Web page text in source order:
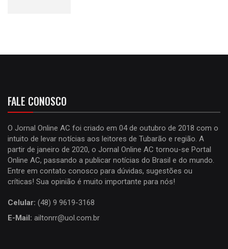
FALE CONOSCO
O Jornal Online AC foi criado em 04 de outubro de 2018 com o
intuito de levar notícias aos leitores de Tubarão e região. A
partir de janeiro de 2020, o Jornal Online AC tornou-se Portal
Online AC, passando a publicar notícias do Brasil e do mundo.
Entre em contato conosco para dúvidas, sugestões ou
críticas! Sua opinião é muito importante para nós!
Celular: (48) 9 9619-3168
E-Mail: ailtonrr@uol.com.br